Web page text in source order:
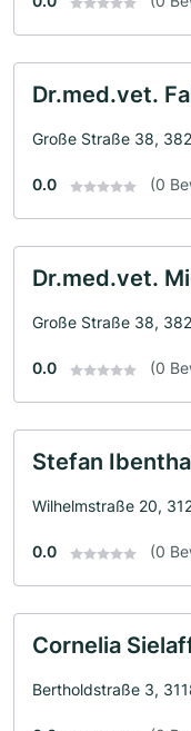
Dr.med.vet.
Große Straße 38,
0.0 (0
Dr.med.vet.
Große Straße 38,
0.0 (0
Stefan
Wilhelmstraße 20,
0.0 (0
Cornelia
Bertholdstraße 3,